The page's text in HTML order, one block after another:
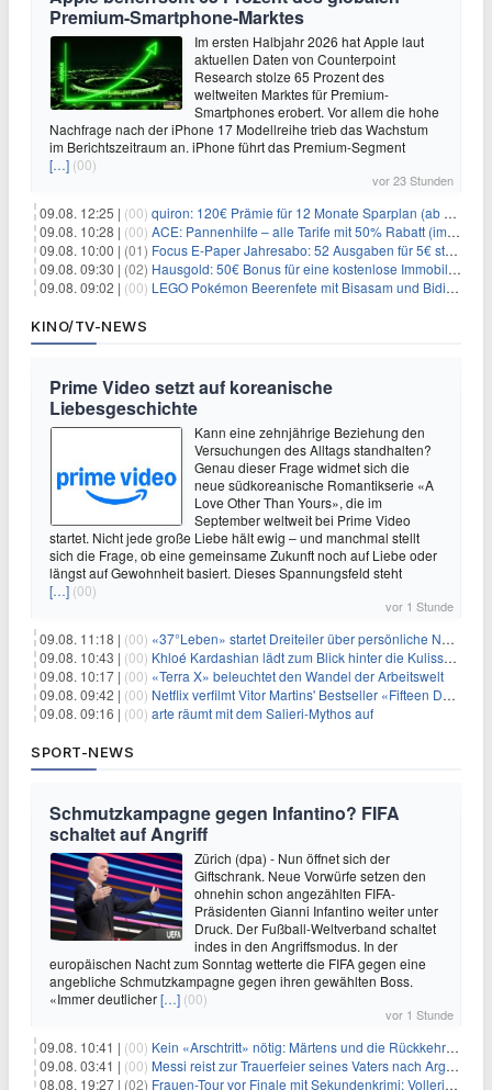
Premium-Smartphone-Marktes
Im ersten Halbjahr 2026 hat Apple laut
aktuellen Daten von Counterpoint
Research stolze 65 Prozent des
weltweiten Marktes für Premium-
Smartphones erobert. Vor allem die hohe
Nachfrage nach der iPhone 17 Modellreihe trieb das Wachstum
im Berichtszeitraum an. iPhone führt das Premium-Segment
[…] (00)
vor 23 Stunden
09.08. 12:25 | (00) quiron: 120€ Prämie für 12 Monate Sparplan (ab 100€/Monat)
09.08. 10:28 | (00) ACE: Pannenhilfe – alle Tarife mit 50% Rabatt (im ersten Jahr)
09.08. 10:00 | (01) Focus E-Paper Jahresabo: 52 Ausgaben für 5€ statt 207,48€ – per Formular kündbar!
09.08. 09:30 | (02) Hausgold: 50€ Bonus für eine kostenlose Immobilienbewertung
09.08. 09:02 | (00) LEGO Pokémon Beerenfete mit Bisasam und Bidiza für 14,99€
KINO/TV-NEWS
Prime Video setzt auf koreanische
Liebesgeschichte
Kann eine zehnjährige Beziehung den
Versuchungen des Alltags standhalten?
Genau dieser Frage widmet sich die
neue südkoreanische Romantikserie «A
Love Other Than Yours», die im
September weltweit bei Prime Video
startet. Nicht jede große Liebe hält ewig – und manchmal stellt
sich die Frage, ob eine gemeinsame Zukunft noch auf Liebe oder
längst auf Gewohnheit basiert. Dieses Spannungsfeld steht
[…] (00)
vor 1 Stunde
09.08. 11:18 | (00) «37°Leben» startet Dreiteiler über persönliche Neuanfänge
09.08. 10:43 | (00) Khloé Kardashian lädt zum Blick hinter die Kulissen ihres Freundeskreises
09.08. 10:17 | (00) «Terra X» beleuchtet den Wandel der Arbeitswelt
09.08. 09:42 | (00) Netflix verfilmt Vitor Martins' Bestseller «Fifteen Days»
09.08. 09:16 | (00) arte räumt mit dem Salieri-Mythos auf
SPORT-NEWS
Schmutzkampagne gegen Infantino? FIFA
schaltet auf Angriff
Zürich (dpa) - Nun öffnet sich der
Giftschrank. Neue Vorwürfe setzen den
ohnehin schon angezählten FIFA-
Präsidenten Gianni Infantino weiter unter
Druck. Der Fußball-Weltverband schaltet
indes in den Angriffsmodus. In der
europäischen Nacht zum Sonntag wetterte die FIFA gegen eine
angebliche Schmutzkampagne gegen ihren gewählten Boss.
«Immer deutlicher[…] (00)
vor 1 Stunde
09.08. 10:41 | (00) Kein «Arschtritt» nötig: Märtens und die Rückkehr nach Paris
09.08. 03:41 | (00) Messi reist zur Trauerfeier seines Vaters nach Argentinien
08.08. 19:27 | (02) Frauen-Tour vor Finale mit Sekundenkrimi: Vollering in Gelb